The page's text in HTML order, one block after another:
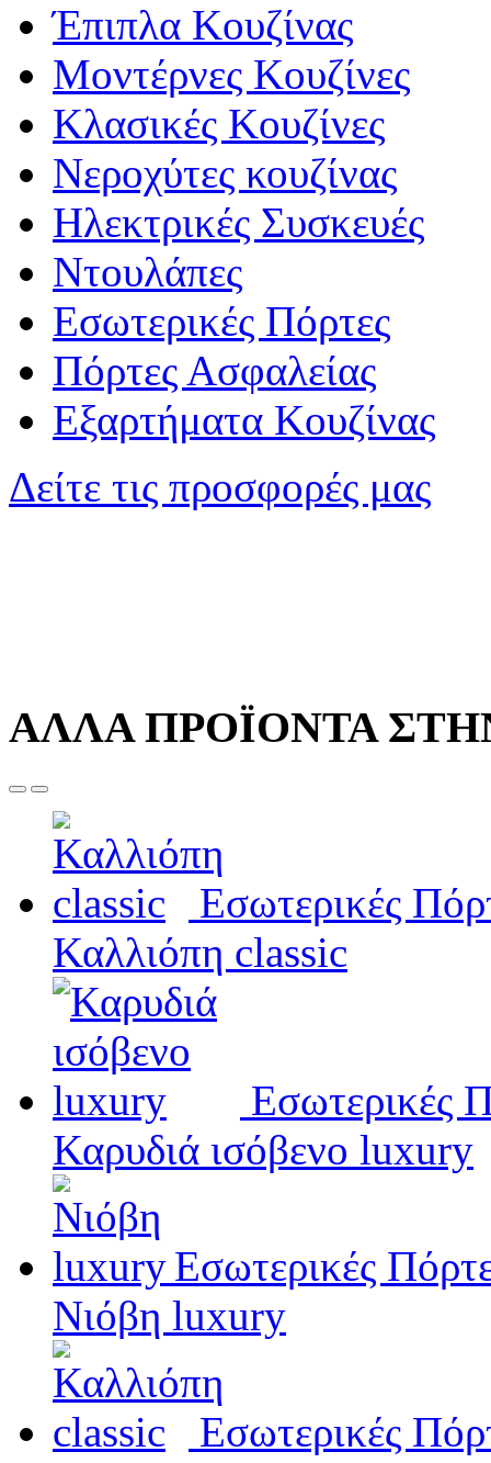
Έπιπλα Κουζίνας
Μοντέρνες Κουζίνες
Κλασικές Κουζίνες
Νεροχύτες κουζίνας
Ηλεκτρικές Συσκευές
Ντουλάπες
Εσωτερικές Πόρτες
Πόρτες Ασφαλείας
Εξαρτήματα Κουζίνας
Δείτε τις προσφορές μας
ΑΛΛΑ ΠΡΟΪΟΝΤΑ
Εσωτερικές
Καλλιόπη classic
Εσωτερικές
Καρυδιά ισόβενο luxury
Εσωτερικές
Νιόβη luxury
Εσωτερικές